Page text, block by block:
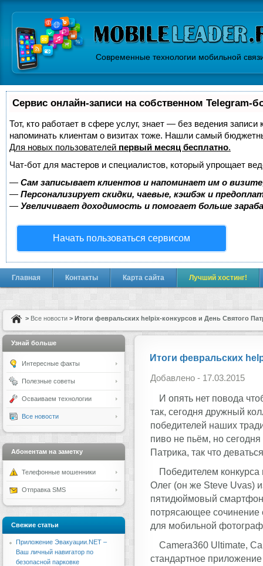
Современные технологии мобильной
Сервис онлайн-записи на собственном Telegram-
Тот, кто работает в сфере услуг, знает — без ведения
напоминать клиентам о визитах тоже. Нашли самый
Для новых пользователей первый месяц бесплатно.
Чат-бот для мастеров и специалистов, который упрощает
— Сам записывает клиентов и напоминает им о
— Персонализирует скидки, чаевые, кэшбэк и
— Увеличивает доходимость и помогает больше
Начать пользоваться сервисом
Главная Контакты Карта сайта Лучший хостинг!
> Все новости > Итоги февральских helpix-конкурсов и День Святого
Итоги февральских
Добавлено - 17.03.2015
И опять нет повода
так, сегодня дружный
победителей наших
пиво не пьём, но
Патрика, так что
Победителем
Олег (он же Steve Uvas)
пятидюймовый смартфон
потрясающее
для мобильной
Camera360 Ultimate,
стандартное
Узнай больше
Интересные факты
Полезные советы
Осваиваем технологии
Все новости
Абонентам на заметку
Телефонные мошенники
Отправка SMS
Свежие статьи
Приложение Эвакуации.NET –
Ваш личный навигатор по
безопасной парковке